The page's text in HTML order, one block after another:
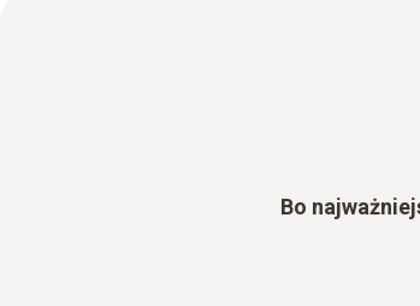
Bo